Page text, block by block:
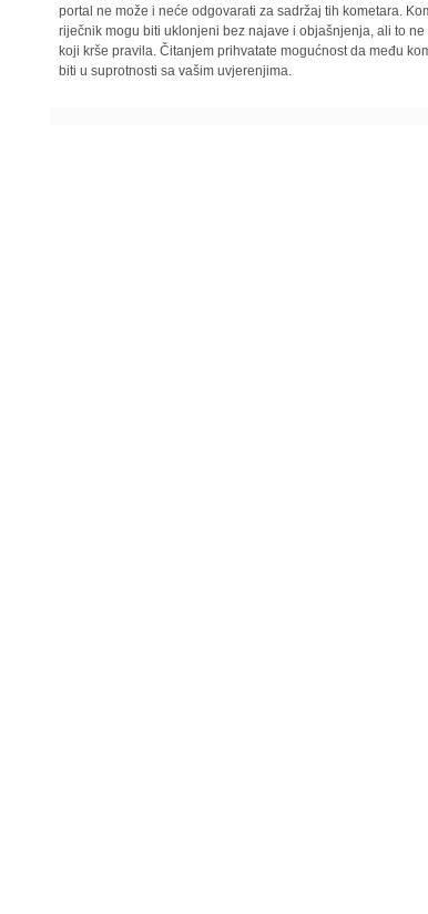
portal ne može i neće odgovarati za sadržaj tih kometara.
riječnik mogu biti uklonjeni bez najave i objašnjenja, ali to
koji krše pravila. Čitanjem prihvatate mogućnost da među
biti u suprotnosti sa vašim uvjerenjima.